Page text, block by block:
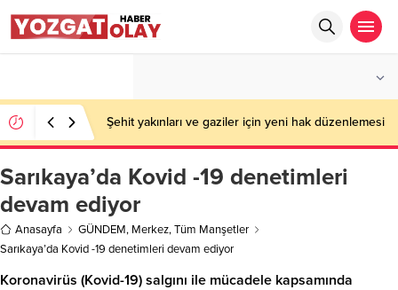
Şehit yakınları ve gaziler için yeni hak düzenlemesi
Sarıkaya’da Kovid -19 denetimleri
devam ediyor
Anasayfa GÜNDEM, Merkez,Tüm Manşetler
Sarıkaya’da Kovid -19 denetimleri devam ediyor
Koronavirüs (Kovid-19) salgını ile mücadele kapsamında